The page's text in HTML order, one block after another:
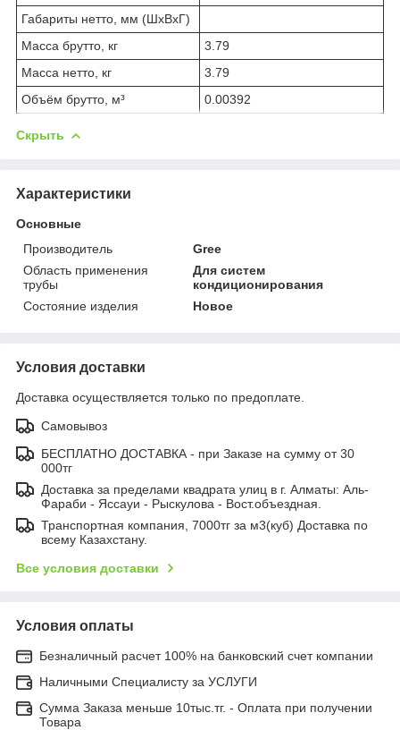
Габариты нетто, мм (ШxВxГ)
Масса брутто, кг
3.79
Масса нетто, кг
3.79
Объём брутто, м³
0.00392
Скрыть
Характеристики
Основные
Производитель
Gree
Область применения
трубы
Для систем
кондиционирования
Состояние изделия
Новое
Условия доставки
Доставка осуществляется только по предоплате.
Самовывоз
БЕСПЛАТНО ДОСТАВКА - при Заказе на сумму от 30
000тг
Доставка за пределами квадрата улиц в г. Алматы: Аль-
Фараби - Яссауи - Рыскулова - Вост.объездная.
Транспортная компания, 7000тг за м3(куб) Доставка по
всему Казахстану.
Все условия доставки
Условия оплаты
Безналичный расчет 100% на банковский счет компании
Наличными Специалисту за УСЛУГИ
Сумма Заказа меньше 10тыс.тг. - Оплата при получении
Товара